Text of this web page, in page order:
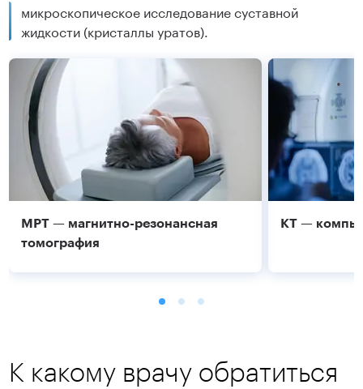
микроскопическое исследование суставной
жидкости (кристаллы уратов).
МРТ — магнитно-резонансная
томография
КТ —
К какому врачу обратиться